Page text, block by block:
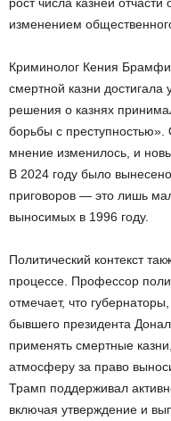
изменением
Криминолог Кения
смертной казни достигала
решения о казнях
борьбы с
мнение изменилось, и
В 2024 году было
приговоров — это лишь
выносимых в 1996 году.
Политический контекст
процессе. Профессор
отмечает, что
бывшего президента
применять смертные
атмосферу за право
Трамп поддерживал
включая утверждение и